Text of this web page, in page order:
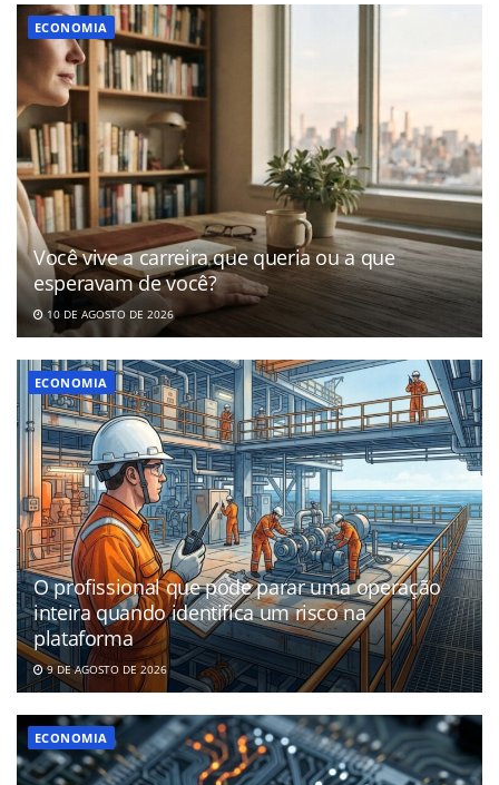
ECONOMIA
Você vive a carreira que queria ou a que
esperavam de você?
10 DE AGOSTO DE 2026
ECONOMIA
O profissional que pode parar uma operação
inteira quando identifica um risco na
plataforma
9 DE AGOSTO DE 2026
ECONOMIA